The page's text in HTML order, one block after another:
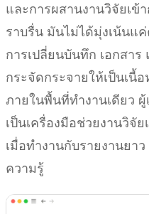
และการผสานงานวิจัยเข้
ราบรื่น มันไม่ได้มุ่งเน้นแ
การเปลี่ยนบันทึก เอกสาร
กระจัดกระจายให้เป็นเนื้
ภายในพื้นที่ทำงานเดียว
เป็นเครื่องมือช่วยงานวิจั
เมื่อทำงานกับรายงานยา
ความรู้